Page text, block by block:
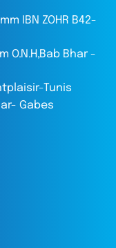
IBN ZOHR B42-
O.N.H,Bab Bhar -
Tunis
Gabes